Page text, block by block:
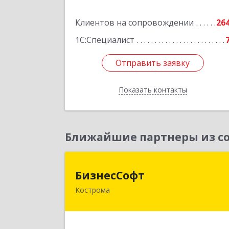
Клиентов на сопровождении
1С:Специалист
Отправить заявку
Показать контакты
Отправить заявку
Назад
Ближайшие партнеры из
БизнесСофт
Кострома
156016, Костромская обл, Кострома г,